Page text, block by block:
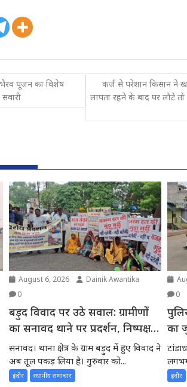
भैरव पूजन का विशेष
कर्ज से परेशान किसान ने
लापता रहने के बाद घर लौटे
August 6, 2026
Dainik Awantika
0
बड़ुद विवाद पर उठे सवाल: ग्रामीणों
का सनावद थाने पर प्रदर्शन, निष्पक्ष
जांच की मांग
सनावद। थाना क्षेत्र के ग्राम बड़ुद में हुए विवाद ने
अब तूल पकड़ लिया है। गुरुवार को...
इंदौर स्थानीय समाचार
0
का
अपने
इंदौर